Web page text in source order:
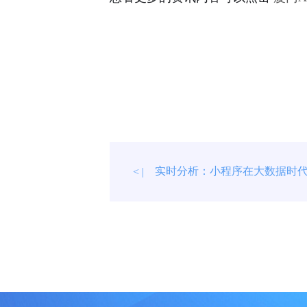
< | 实时分析：小程序在大数据时